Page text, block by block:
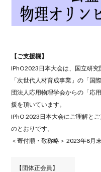
【ご支援欄】
IPhO2023日本大会は、国立研
「次世代人材育成事業」の「国
団法人応用物理学会からの「応
援を頂いています。
IPhO 2023日本大会にご理解と
のとおりです。
＜寄付順・敬称略＞ 2023年8月
【団体正会員】